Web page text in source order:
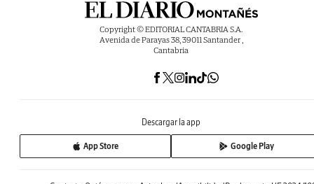
Copyright © EDITORIAL CANTABRIA S.A.
Avenida de Parayas 38, 39011 Santander ,
Cantabria
Descargar la app
App Store Google Play